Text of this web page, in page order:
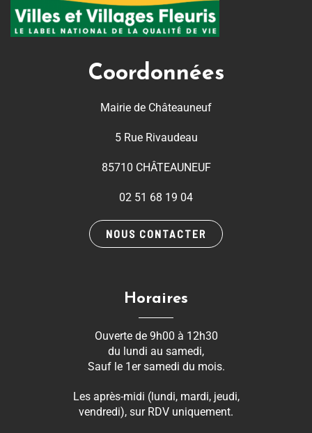
Coordonnées
Mairie de Châteauneuf
5 Rue Rivaudeau
85710 CHÂTEAUNEUF
02 51 68 19 04
NOUS CONTACTER
Horaires
Ouverte de 9h00 à 12h30
du lundi au samedi,
Sauf le 1er samedi du mois.
Les après-midi (lundi, mardi, jeudi,
vendredi), sur RDV uniquement.